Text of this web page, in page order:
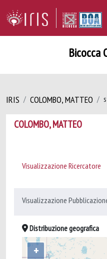
Bicocca
IRIS COLOMBO, MATTEO
COLOMBO, MATTEO
Visualizzazione Ricercatore
Visualizzazione
Distribuzione geografica
+